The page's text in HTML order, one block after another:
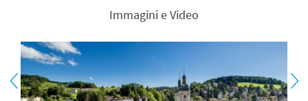
Immagini e Video